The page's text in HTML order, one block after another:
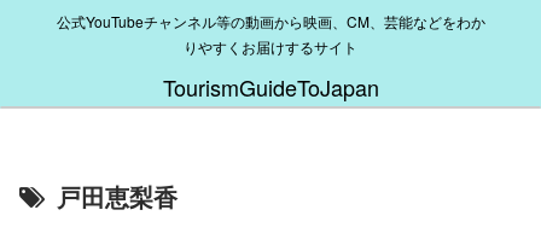
公式YouTubeチャンネル等の動画から映画、CM、芸能などをわか
りやすくお届けするサイト
TourismGuideToJapan
戸田恵梨香